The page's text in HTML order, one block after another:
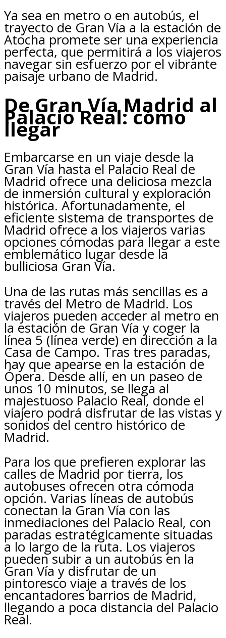
Ya sea en metro o en autobús, el
trayecto de Gran Vía a la estación de
Atocha promete ser una experiencia
perfecta, que permitirá a los viajeros
navegar sin esfuerzo por el vibrante
paisaje urbano de Madrid.
De Gran Vía Madrid al
Palacio Real: cómo
llegar
Embarcarse en un viaje desde la
Gran Vía hasta el Palacio Real de
Madrid ofrece una deliciosa mezcla
de inmersión cultural y exploración
histórica. Afortunadamente, el
eficiente sistema de transportes de
Madrid ofrece a los viajeros varias
opciones cómodas para llegar a este
emblemático lugar desde la
bulliciosa Gran Vía.
Una de las rutas más sencillas es a
través del Metro de Madrid. Los
viajeros pueden acceder al metro en
la estación de Gran Vía y coger la
línea 5 (línea verde) en dirección a la
Casa de Campo. Tras tres paradas,
hay que apearse en la estación de
Ópera. Desde allí, en un paseo de
unos 10 minutos, se llega al
majestuoso Palacio Real, donde el
viajero podrá disfrutar de las vistas y
sonidos del centro histórico de
Madrid.
Para los que prefieren explorar las
calles de Madrid por tierra, los
autobuses ofrecen otra cómoda
opción. Varias líneas de autobús
conectan la Gran Vía con las
inmediaciones del Palacio Real, con
paradas estratégicamente situadas
a lo largo de la ruta. Los viajeros
pueden subir a un autobús en la
Gran Vía y disfrutar de un
pintoresco viaje a través de los
encantadores barrios de Madrid,
llegando a poca distancia del Palacio
Real.